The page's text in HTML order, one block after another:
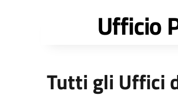
Ufficio
Tutti gli Uffici